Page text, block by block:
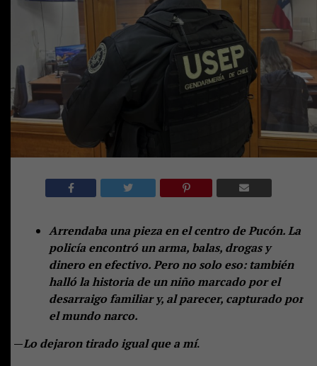
Arrendaba una pieza en el centro de Pucón. La
policía encontró un arma, balas, drogas y
dinero en efectivo. Pero no solo eso: también
halló la historia de un niño marcado por el
desarraigo familiar y, al parecer, capturado por
el mundo narco.
—Lo dejaron tirado igual que a mí.